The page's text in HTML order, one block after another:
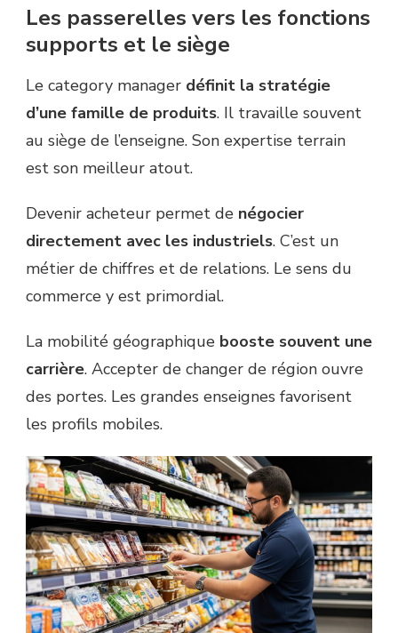
Les passerelles vers les fonctions
supports et le siège
Le category manager définit la stratégie
d’une famille de produits. Il travaille souvent
au siège de l’enseigne. Son expertise terrain
est son meilleur atout.
Devenir acheteur permet de négocier
directement avec les industriels. C’est un
métier de chiffres et de relations. Le sens du
commerce y est primordial.
La mobilité géographique booste souvent une
carrière. Accepter de changer de région ouvre
des portes. Les grandes enseignes favorisent
les profils mobiles.